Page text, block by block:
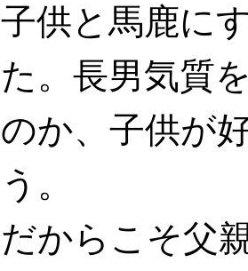
子供と馬鹿に
た。長男気質
のか、子供が
う。
だからこそ父